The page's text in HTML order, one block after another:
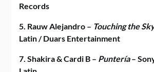
Records
5. Rauw Alejandro – Touching the
Latin / Duars Entertainment
7. Shakira & Cardi B – Puntería–